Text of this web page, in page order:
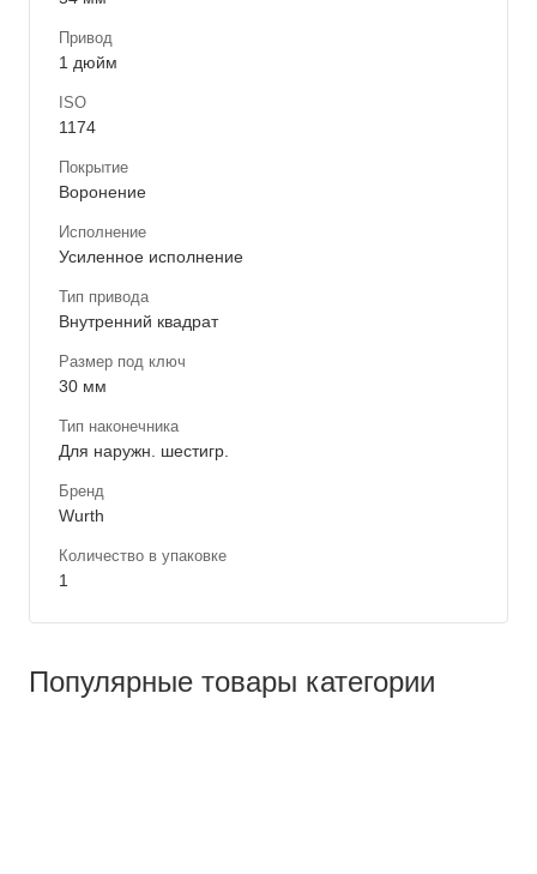
Привод
1 дюйм
ISO
1174
Покрытие
Воронение
Исполнение
Усиленное исполнение
Тип привода
Внутренний квадрат
Размер под ключ
30 мм
Тип наконечника
Для наружн. шестигр.
Бренд
Wurth
Количество в упаковке
1
Популярные товары категории